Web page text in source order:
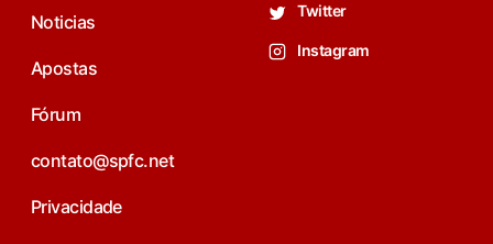
Noticias
Apostas
Fórum
contato@spfc.net
Privacidade
Twitter
Instagram